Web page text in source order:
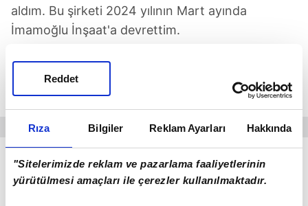
Rıza Bilgiler Reklam Ayarları Hakkında
"Sitelerimizde reklam ve pazarlama faaliyetlerinin
yürütülmesi amaçları ile çerezler kullanılmaktadır.
Reddet
aldım. Bu şirketi 2024 yılının Mart ayında
İmamoğlu İnşaat'a devrettim.
Ekrem İmamaoğlu'nun üç villayı, ederinden 10 kat
daha ucuza nasıl aldığı, iddianamede bir bir
anlatıldı.
CHP'Lİ ESKİBAŞKAN GÖZALTINDA